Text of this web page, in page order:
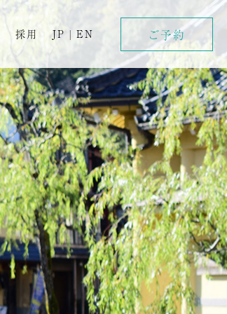
採用 JP | EN ご予約